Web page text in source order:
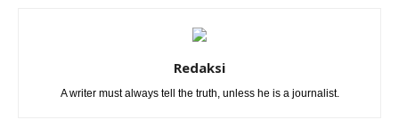
Redaksi
A writer must always tell the truth, unless he is a journalist.